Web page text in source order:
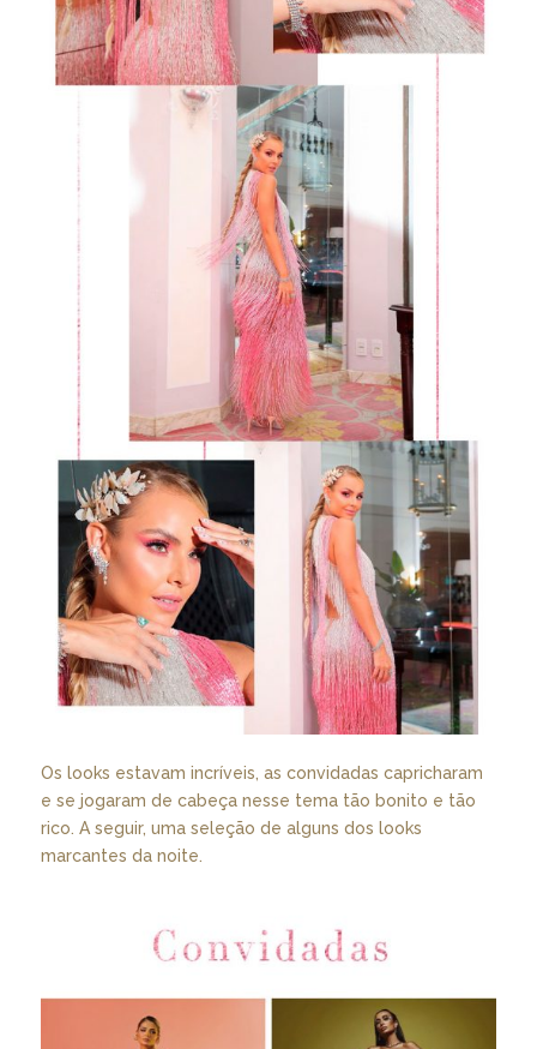
Os looks estavam incríveis, as convidadas capricharam
e se jogaram de cabeça nesse tema tão bonito e tão
rico. A seguir, uma seleção de alguns dos looks
marcantes da noite.